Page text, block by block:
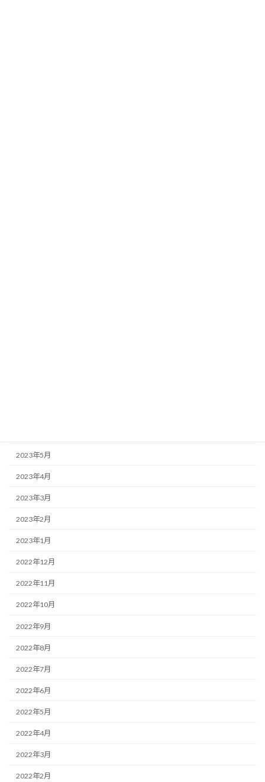
2023年5月
2023年4月
2023年3月
2023年2月
2023年1月
2022年12月
2022年11月
2022年10月
2022年9月
2022年8月
2022年7月
2022年6月
2022年5月
2022年4月
2022年3月
2022年2月